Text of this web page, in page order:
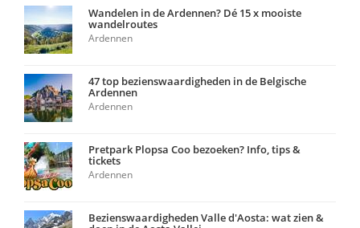
Wandelen in de Ardennen? Dé 15 x mooiste
wandelroutes
Ardennen
47 top bezienswaardigheden in de Belgische
Ardennen
Ardennen
Pretpark Plopsa Coo bezoeken? Info, tips &
tickets
Ardennen
Bezienswaardigheden Valle d'Aosta: wat zien &